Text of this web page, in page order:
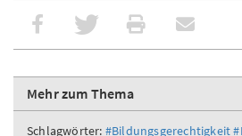
Mehr zum Thema
Schlagwörter: #Bildungsgerechtigkeit